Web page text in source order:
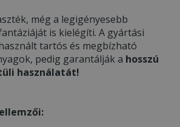
még a legigényesebb
is kielégíti. A gyártási
tartós és megbízható
pedig garantálják a hosszú
használatát!